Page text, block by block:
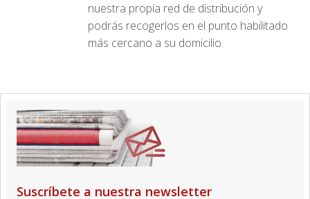
nuestra propia red de distribución y
podrás recogerlos en el punto habilitado
más cercano a su domicilio.
Suscríbete a nuestra newsletter